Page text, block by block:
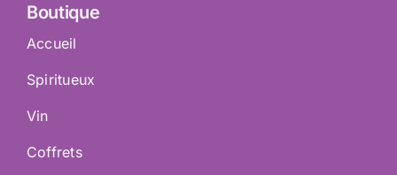
Boutique
Accueil
Spiritueux
Vin
Coffrets